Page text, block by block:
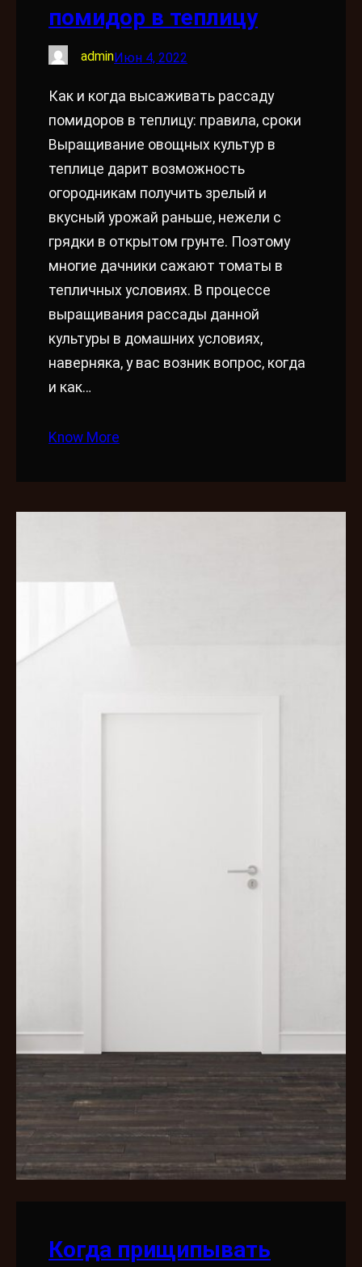
помидор в теплицу
adminИюн 4, 2022
Как и когда высаживать рассаду
помидоров в теплицу: правила, сроки
Выращивание овощных культур в
теплице дарит возможность
огородникам получить зрелый и
вкусный урожай раньше, нежели с
грядки в открытом грунте. Поэтому
многие дачники сажают томаты в
тепличных условиях. В процессе
выращивания рассады данной
культуры в домашних условиях,
наверняка, у вас возник вопрос, когда
и как…
Know More
Когда прищипывать